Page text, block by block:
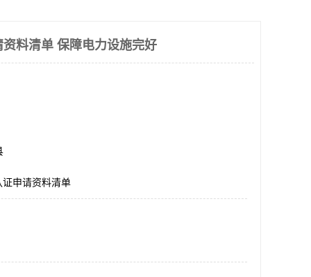
料清单 保障电力设施完好
证申请资料清单